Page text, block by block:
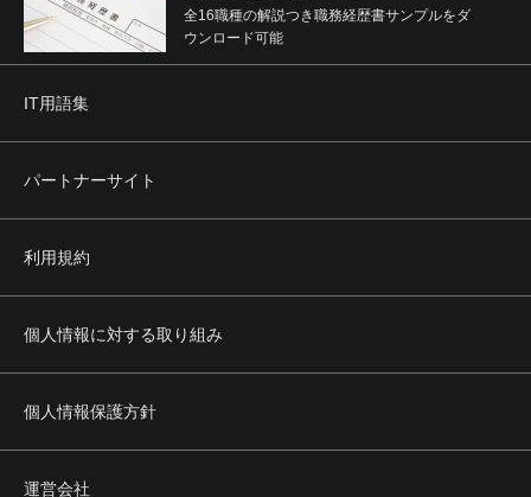
全16職種の解説つき職務経歴書サンプルをダ
ウンロード可能
IT用語集
パートナーサイト
利用規約
個人情報に対する取り組み
個人情報保護方針
運営会社